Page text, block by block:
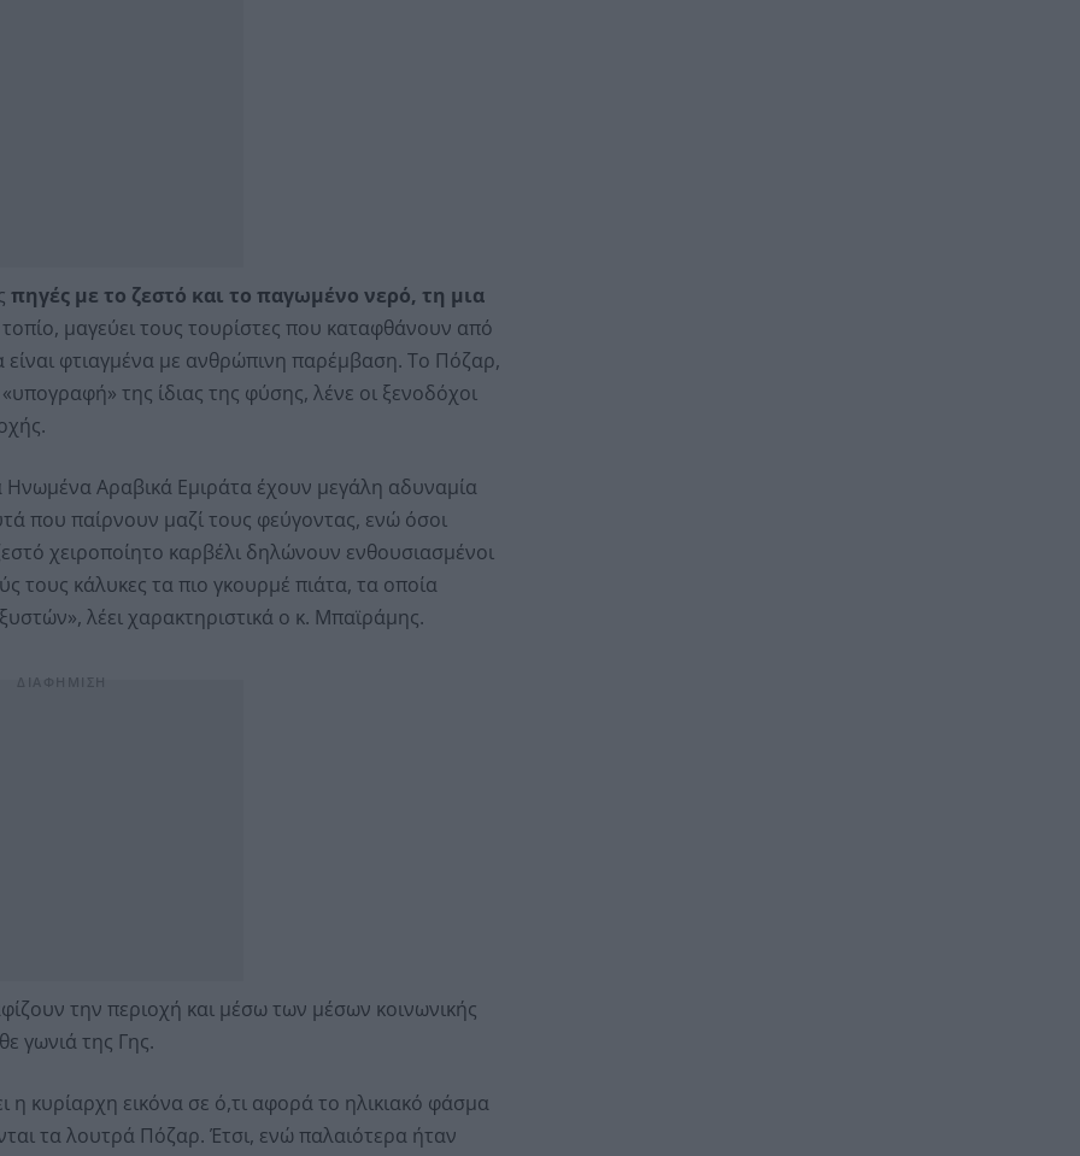
πηγές με το ζεστό και το παγωμένο νερό, τη μια
μαγεύει τους τουρίστες που καταφθάνουν από
φτιαγμένα με ανθρώπινη παρέμβαση. Το Πόζαρ,
της ίδιας της φύσης, λένε οι ξενοδόχοι
Ηνωμένα Αραβικά Εμιράτα έχουν μεγάλη αδυναμία
που παίρνουν μαζί τους φεύγοντας, ενώ όσοι
χειροποίητο καρβέλι δηλώνουν ενθουσιασμένοι
τους κάλυκες τα πιο γκουρμέ πιάτα, τα οποία
λέει χαρακτηριστικά ο κ. Μπαϊράμης.
την περιοχή και μέσω των μέσων κοινωνικής
γωνιά της Γης.
η κυρίαρχη εικόνα σε ό,τι αφορά το ηλικιακό φάσμα
τα λουτρά Πόζαρ. Έτσι, ενώ παλαιότερα ήταν